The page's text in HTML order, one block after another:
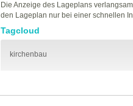
Die Anzeige des Lageplans
den Lageplan nur bei einer schnellen
Tagcloud
kirchenbau